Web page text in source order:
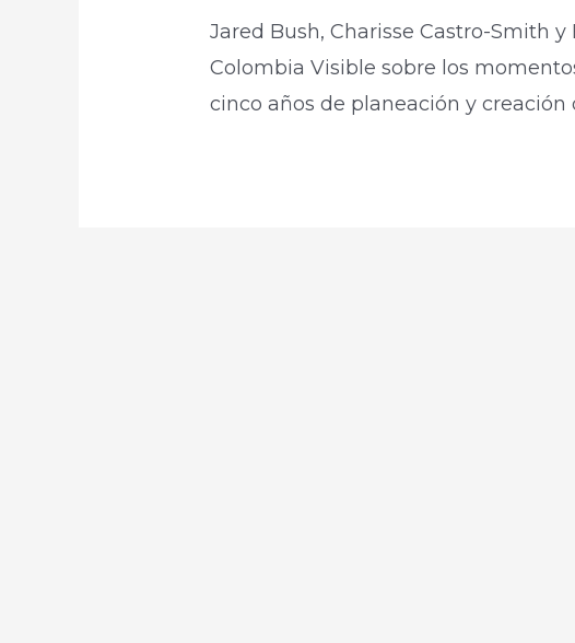
Jared Bush, Charisse Castro-Smith
Colombia Visible sobre los
cinco años de planeación y creación